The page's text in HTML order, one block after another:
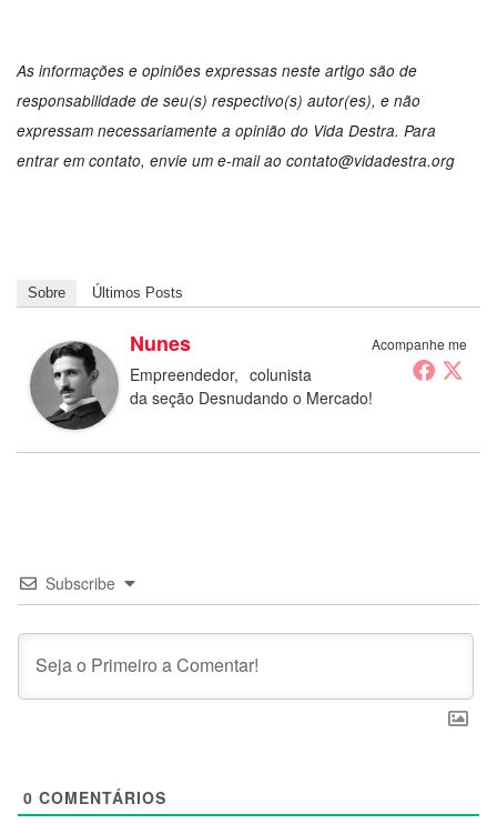
As informações e opiniões expressas neste artigo são de
responsabilidade de seu(s) respectivo(s) autor(es), e não
expressam necessariamente a opinião do Vida Destra. Para
entrar em contato, envie um e-mail ao contato@vidadestra.org
Sobre Últimos Posts
Acompanhe me
Nunes
Empreendedor, colunista
da seção Desnudando o Mercado!
Subscribe
0 COMENTÁRIOS